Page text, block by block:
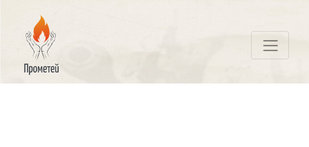
контенту
ПРОМЕТЕЙ